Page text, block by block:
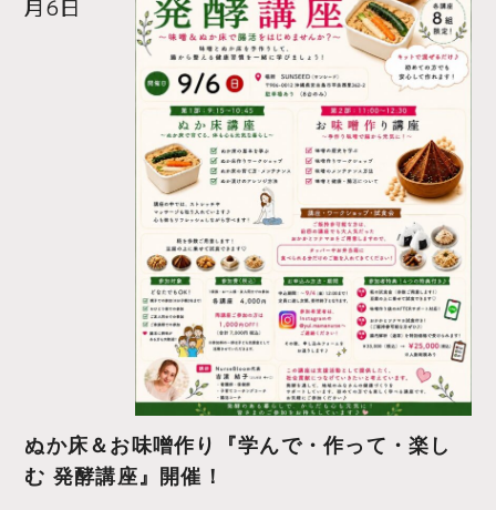
月6日
ぬか床＆お味噌作り『学んで・作って・楽し
む 発酵講座』開催！